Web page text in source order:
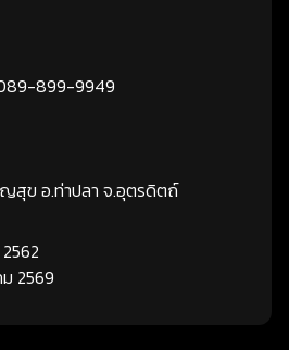
899-9949
สุข อ.ท่าปลา จ.อุตรดิตถ์
2569